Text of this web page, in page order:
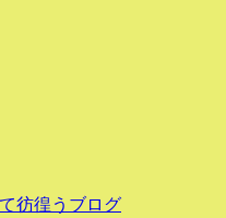
彷徨うブログ